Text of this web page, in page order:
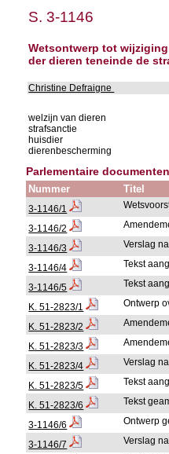
S. 3-1146
Wetsontwerp tot
der dieren teneinde de
Christine Defraigne
welzijn van dieren
strafsanctie
huisdier
dierenbescherming
Parlementaire documenten
Nummer Titel
3-1146/1
3-1146/2
3-1146/3 Verslag
3-1146/4 Tekst
3-1146/5 Tekst
K. 51-2823/1 Ontwerp
K. 51-2823/2
K. 51-2823/3
K. 51-2823/4 Verslag
K. 51-2823/5 Tekst
K. 51-2823/6 Tekst
3-1146/6 Ontwerp
3-1146/7 Verslag